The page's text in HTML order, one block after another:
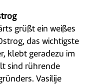
grüßt ein weißes
das wichtigste
klebt geradezu im
sind rührende
Vasilije